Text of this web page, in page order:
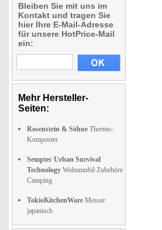
Bleiben Sie mit uns im
Kontakt und tragen Sie
hier Ihre E-Mail-Adresse
für unsere HotPrice-Mail
ein:
Mehr Hersteller-
Seiten:
Rosenstein & Söhne Thermo-
Komposter
Semptec Urban Survival
Technology Wohnmobil Zubehöre
Camping
TokioKitchenWare Messer
japanisch